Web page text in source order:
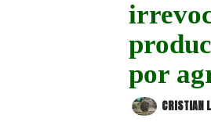
por
CRISTIAN